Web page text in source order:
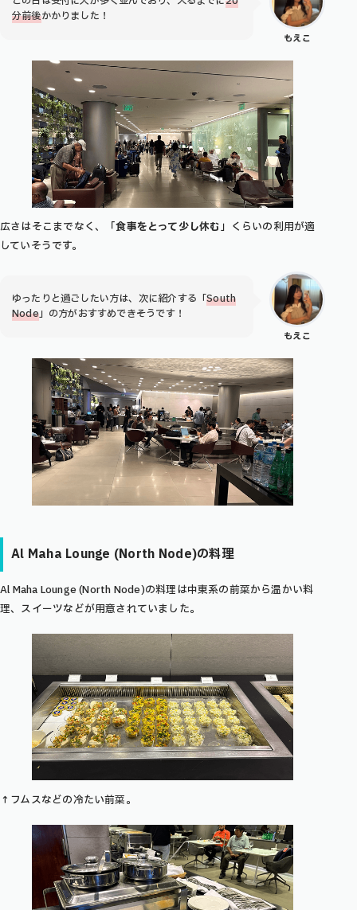
もえこ
分前後かかりました！
広さはそこまでなく、「食事をとって少し休む」くらいの利用が適
していそうです。
もえこ
ゆったりと過ごしたい方は、次に紹介する「South
Node」の方がおすすめできそうです！
Al Maha Lounge (North Node)の料理
Al Maha Lounge (North Node)の料理は中東系の前菜から温かい料
理、スイーツなどが用意されていました。
↑フムスなどの冷たい前菜。